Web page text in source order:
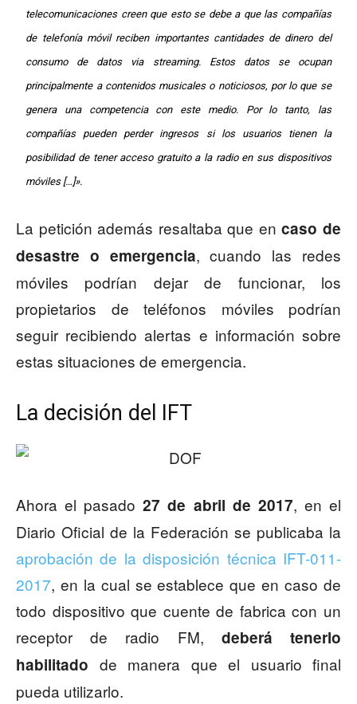
telecomunicaciones creen que esto se debe a que las compañías
de telefonía móvil reciben importantes cantidades de dinero del
consumo de datos via streaming. Estos datos se ocupan
principalmente a contenidos musicales o noticiosos, por lo que se
genera una competencia con este medio. Por lo tanto, las
compañías pueden perder ingresos si los usuarios tienen la
posibilidad de tener acceso gratuito a la radio en sus dispositivos
móviles […]».
La petición además resaltaba que encaso de
desastre o emergencia, cuando las redes
móviles podrían dejar de funcionar, los
propietarios de teléfonos móviles podrían
seguir recibiendo alertas e información sobre
estas situaciones de emergencia.
La decisión del IFT
Ahora el pasado 27 de abril de 2017, en el
Diario Oficial de la Federación se publicaba la
aprobación de la disposición técnica IFT-011-
2017, en la cual se establece que en caso de
todo dispositivo que cuente de fabrica con un
receptor de radio FM, deberá tenerlo
habilitado de manera que el usuario final
pueda utilizarlo.